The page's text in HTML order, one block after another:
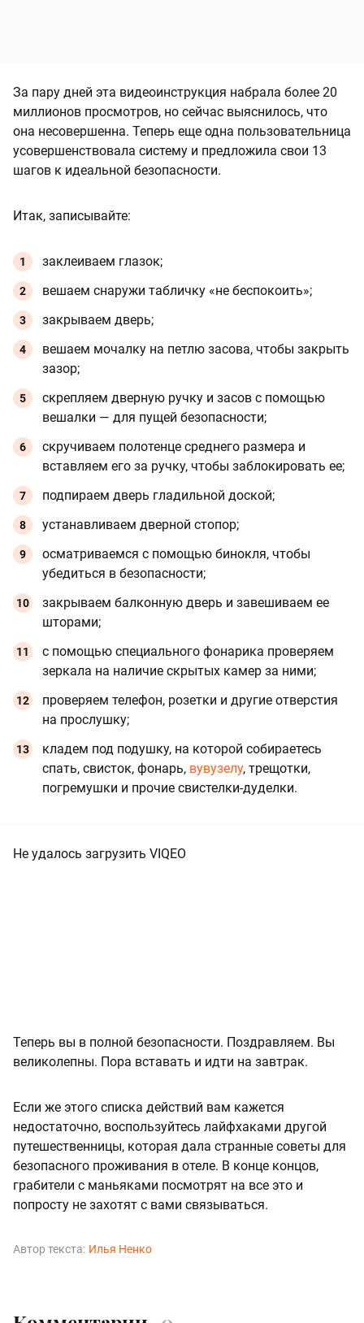
За пару дней эта видеоинструкция набрала более 20
миллионов просмотров, но сейчас выяснилось, что
она несовершенна. Теперь еще одна пользовательница
усовершенствовала систему и предложила свои 13
шагов к идеальной безопасности.
Итак, записывайте:
заклеиваем глазок;
вешаем снаружи табличку «не беспокоить»;
закрываем дверь;
вешаем мочалку на петлю засова, чтобы закрыть
зазор;
скрепляем дверную ручку и засов с помощью
вешалки — для пущей безопасности;
скручиваем полотенце среднего размера и
вставляем его за ручку, чтобы заблокировать ее;
подпираем дверь гладильной доской;
устанавливаем дверной стопор;
осматриваемся с помощью бинокля, чтобы
убедиться в безопасности;
закрываем балконную дверь и завешиваем ее
шторами;
с помощью специального фонарика проверяем
зеркала на наличие скрытых камер за ними;
проверяем телефон, розетки и другие отверстия
на прослушку;
кладем под подушку, на которой собираетесь
спать, свисток, фонарь, вувузелу, трещотки,
погремушки и прочие свистелки-дуделки.
Не удалось загрузить VIQEO
Теперь вы в полной безопасности. Поздравляем. Вы
великолепны. Пора вставать и идти на завтрак.
Если же этого списка действий вам кажется
недостаточно, воспользуйтесь лайфхаками другой
путешественницы, которая дала странные советы для
безопасного проживания в отеле. В конце концов,
грабители с маньяками посмотрят на все это и
попросту не захотят с вами связываться.
Автор текста: Илья Ненко